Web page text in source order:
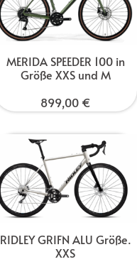
MERIDA SPEEDER 100 in
Größe XXS und M
899,00 €
RIDLEY GRIFN ALU Größe.
XXS